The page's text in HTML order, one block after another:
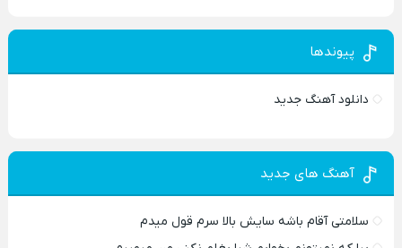
پیوندها
دانلود آهنگ جدید
آهنگ های جدید
سلامتی آقام باشه سایش بالا سرم قول میدم